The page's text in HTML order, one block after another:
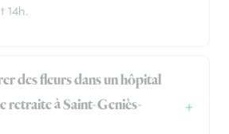
14h.
des fleurs dans un hôpital
retraite à Saint-Geniès-